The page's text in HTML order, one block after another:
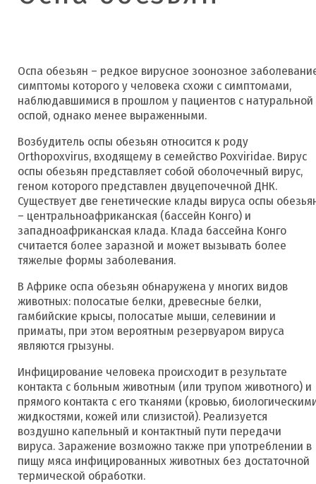
Оспа обезьян – редкое вирусное зоонозное
симптомы которого у человека схожи с симптомами,
наблюдавшимися в прошлом у пациентов с натуральной
оспой, однако менее выраженными.
Возбудитель оспы обезьян относится к роду
Orthopoxvirus, входящему в семейство Poxviridae. Вирус
оспы обезьян представляет собой оболочечный вирус,
геном которого представлен двуцепочечной ДНК.
Существует две генетические клады вируса оспы
– центральноафриканская (бассейн Конго) и
западноафриканская клада. Клада бассейна Конго
считается более заразной и может вызывать более
тяжелые формы заболевания.
В Африке оспа обезьян обнаружена у многих видов
животных: полосатые белки, древесные белки,
гамбийские крысы, полосатые мыши, селевинии и
приматы, при этом вероятным резервуаром вируса
являются грызуны.
Инфицирование человека происходит в результате
контакта с больным животным (или трупом животного) и
прямого контакта с его тканями (кровью,
жидкостями, кожей или слизистой). Реализуется
воздушно капельный и контактный пути передачи
вируса. Заражение возможно также при употреблении в
пищу мяса инфицированных животных без достаточной
термической обработки.